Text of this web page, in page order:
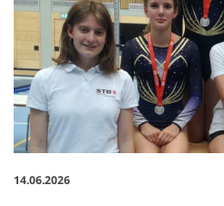
14.06.2026